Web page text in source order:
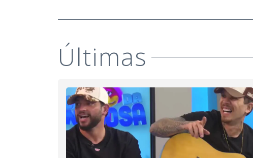
Últimas